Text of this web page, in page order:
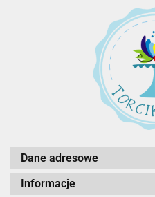
Dane adresowe
Informacje